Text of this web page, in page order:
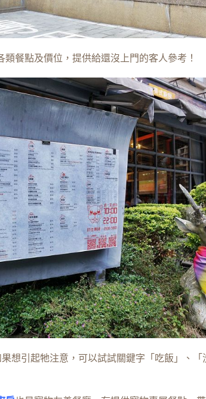
餐點及價位，提供給還沒上門的客人參考！
想引起牠注意，可以試試關鍵字「吃飯」、